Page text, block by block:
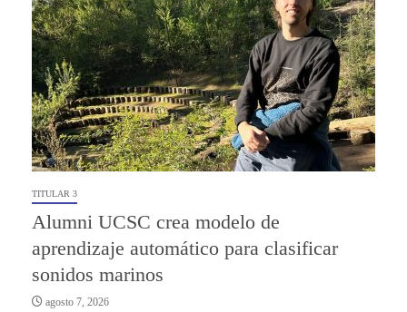
TITULAR 3
Alumni UCSC crea modelo de
aprendizaje automático para clasificar
sonidos marinos
agosto 7, 2026